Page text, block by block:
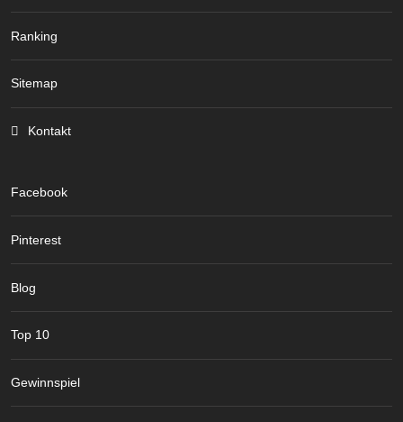
Ranking
Sitemap
Kontakt
Facebook
Pinterest
Blog
Top 10
Gewinnspiel